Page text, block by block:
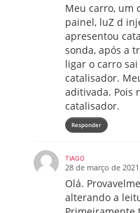
Meu carro, um
painel, luZ d
apresentou
sonda, após a
ligar o carro
catalisador.
aditivada. Pois
catalisador.
Responder
TIAGO
28 de março de 2021
Olá.
alterando a